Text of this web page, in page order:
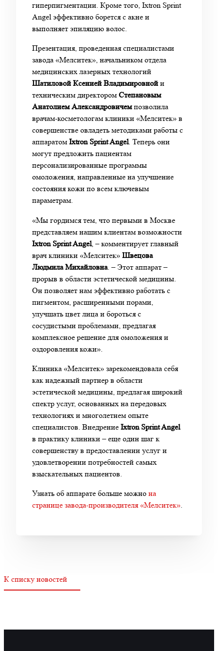
гиперпигментации. Кроме того, Ixtron Sprint
Angel эффективно борется с акне и
выполняет эпиляцию волос.
Презентация, проведенная специалистами
завода «Мелситек», начальником отдела
медицинских лазерных технологий
Шатиловой Ксенией Владимировной и
техническим директоромСтепановым
Анатолием Александровичемпозволила
врачам-косметологам клиники «Мелситек» в
совершенстве овладеть методиками работы с
аппаратомIxtron Sprint Angel. Теперь они
могут предложить пациентам
персонализированные программы
омоложения, направленные на улучшение
состояния кожи по всем ключевым
параметрам.
«Мы гордимся тем, что первыми в Москве
представляем нашим клиентам возможности
Ixtron Sprint Angel, – комментирует главный
врач клиники «Мелситек»Швецова
Людмила Михайловна. – Этот аппарат –
прорыв в области эстетической медицины.
Он позволяет нам эффективно работать с
пигментом, расширенными порами,
улучшать цвет лица и бороться с
сосудистыми проблемами, предлагая
комплексное решение для омоложения и
оздоровления кожи».
Клиника «Мелситек» зарекомендовала себя
как надежный партнер в области
эстетической медицины, предлагая широкий
спектр услуг, основанных на передовых
технологиях и многолетнем опыте
специалистов. ВнедрениеIxtron Sprint Angel
в практику клиники – еще один шаг к
совершенству в предоставлении услуг и
удовлетворении потребностей самых
взыскательных пациентов.
Узнать об аппарате больше можнона
странице завода-производителя «Мелситек».
К списку новостей